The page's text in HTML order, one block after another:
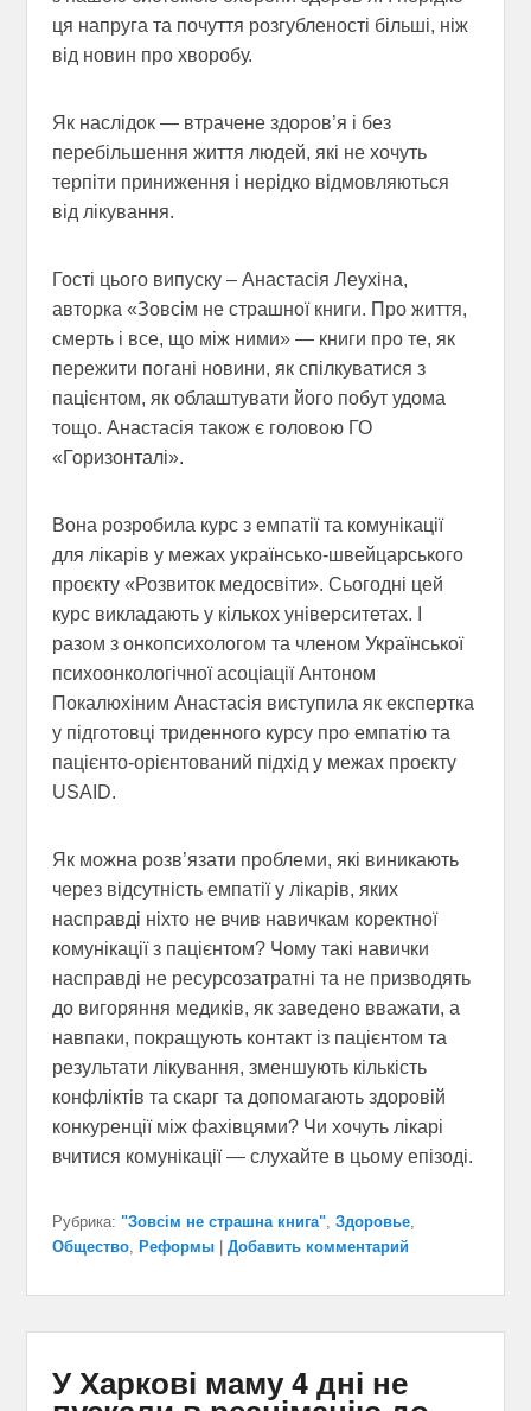
ця напруга та почуття розгубленості більші, ніж
від новин про хворобу.
Як наслідок — втрачене здоров’я і без
перебільшення життя людей, які не хочуть
терпіти приниження і нерідко відмовляються
від лікування.
Гості цього випуску – Анастасія Леухіна,
авторка «Зовсім не страшної книги. Про життя,
смерть і все, що між ними» — книги про те, як
пережити погані новини, як спілкуватися з
пацієнтом, як облаштувати його побут удома
тощо. Анастасія також є головою ГО
«Горизонталі».
Вона розробила курс з емпатії та комунікації
для лікарів у межах українсько-швейцарського
проєкту «Розвиток медосвіти». Сьогодні цей
курс викладають у кількох університетах. І
разом з онкопсихологом та членом Української
психоонкологічної асоціації Антоном
Покалюхіним Анастасія виступила як експертка
у підготовці триденного курсу про емпатію та
пацієнто-орієнтований підхід у межах проєкту
USAID.
Як можна розв’язати проблеми, які виникають
через відсутність емпатії у лікарів, яких
насправді ніхто не вчив навичкам коректної
комунікації з пацієнтом? Чому такі навички
насправді не ресурсозатратні та не призводять
до вигоряння медиків, як заведено вважати, а
навпаки, покращують контакт із пацієнтом та
результати лікування, зменшують кількість
конфліктів та скарг та допомагають здоровій
конкуренції між фахівцями? Чи хочуть лікарі
вчитися комунікації — слухайте в цьому епізоді.
Рубрика: "Зовсім не страшна книга", Здоровье,
Общество, Реформы Добавить комментарий
У Харкові маму 4 дні не